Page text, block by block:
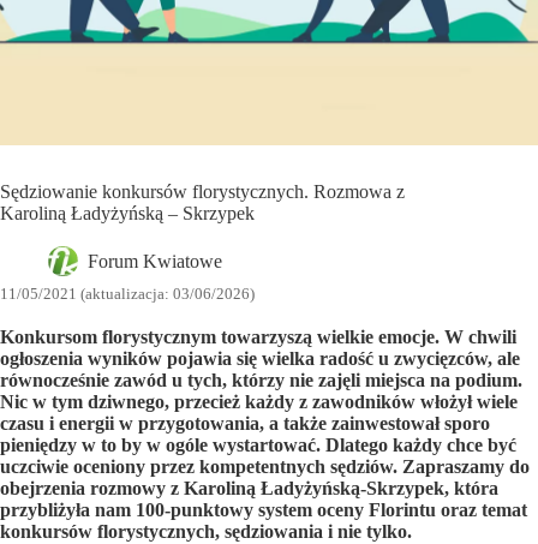
Sędziowanie konkursów florystycznych. Rozmowa z
Karoliną Ładyżyńską – Skrzypek
Forum Kwiatowe
11/05/2021 (aktualizacja: 03/06/2026)
Konkursom florystycznym towarzyszą wielkie emocje. W chwili
ogłoszenia wyników pojawia się wielka radość u zwycięzców, ale
równocześnie zawód u tych, którzy nie zajęli miejsca na podium.
Nic w tym dziwnego, przecież każdy z zawodników włożył wiele
czasu i energii w przygotowania, a także zainwestował sporo
pieniędzy w to by w ogóle wystartować. Dlatego każdy chce być
uczciwie oceniony przez kompetentnych sędziów. Zapraszamy do
obejrzenia rozmowy z Karoliną Ładyżyńską-Skrzypek, która
przybliżyła nam 100-punktowy system oceny Florintu oraz temat
konkursów florystycznych, sędziowania i nie tylko.